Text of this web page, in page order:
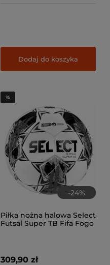
Dodaj do koszyka
-24%
Piłka nożna halowa Select
Futsal Super TB Fifa Fogo
309,90 zł